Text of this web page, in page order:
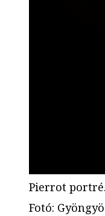
Pierrot portré.
Fotó: